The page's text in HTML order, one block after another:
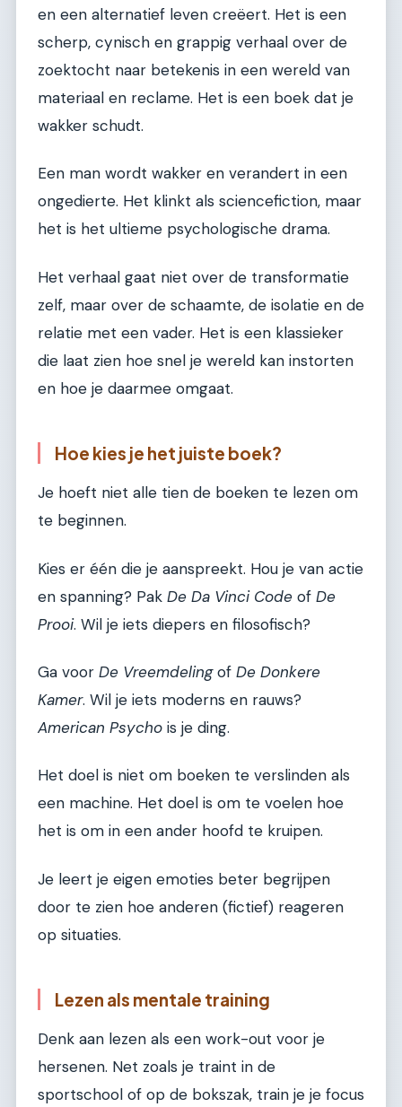
en een alternatief leven creëert. Het is een
scherp, cynisch en grappig verhaal over de
zoektocht naar betekenis in een wereld van
materiaal en reclame. Het is een boek dat je
wakker schudt.
Een man wordt wakker en verandert in een
ongedierte. Het klinkt als sciencefiction, maar
het is het ultieme psychologische drama.
Het verhaal gaat niet over de transformatie
zelf, maar over de schaamte, de isolatie en de
relatie met een vader. Het is een klassieker
die laat zien hoe snel je wereld kan instorten
en hoe je daarmee omgaat.
Hoe kies je het juiste boek?
Je hoeft niet alle tien de boeken te lezen om
te beginnen.
Kies er één die je aanspreekt. Hou je van actie
en spanning? Pak De Da Vinci Code of De
Prooi. Wil je iets diepers en filosofisch?
Ga voor De Vreemdelingof De Donkere
Kamer. Wil je iets moderns en rauws?
American Psycho is je ding.
Het doel is niet om boeken te verslinden als
een machine. Het doel is om te voelen hoe
het is om in een ander hoofd te kruipen.
Je leert je eigen emoties beter begrijpen
door te zien hoe anderen (fictief) reageren
op situaties.
Lezen als mentale training
Denk aan lezen als een work-out voor je
hersenen. Net zoals je traint in de
sportschool of op de bokszak, train je je focus